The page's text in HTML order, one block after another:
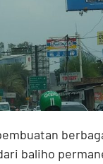
baliho